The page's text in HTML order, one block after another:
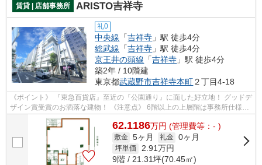
賃貸 | 店舗事務所 ARISTO吉祥寺
礼0
中央線 「吉祥寺 」駅 徒歩4分
総武線 「吉祥寺 」駅 徒歩4分
京王井の頭線 「吉祥寺 」駅 徒歩4分
築2年 / 10階建
東京都武蔵野市吉祥寺本町２丁目4-18
《ポイント》 『東急百貨店』至近の『公園通り』に面した好立地！ グッドデ
ザイン賞受賞のお洒落な建物！ 《注意点》 6階以上の上層階は事務所仕様に
より、電気容量など高負荷な業態...
62.1186万円 (管理費等：- )
敷金 5ヶ月 礼金 0ヶ月
坪単価 2.91万円
9階 / 21.31坪(70.45㎡)